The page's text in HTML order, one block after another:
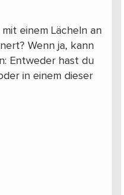
einem Lächeln an
Wenn ja, kann
Entweder hast du
in einem dieser